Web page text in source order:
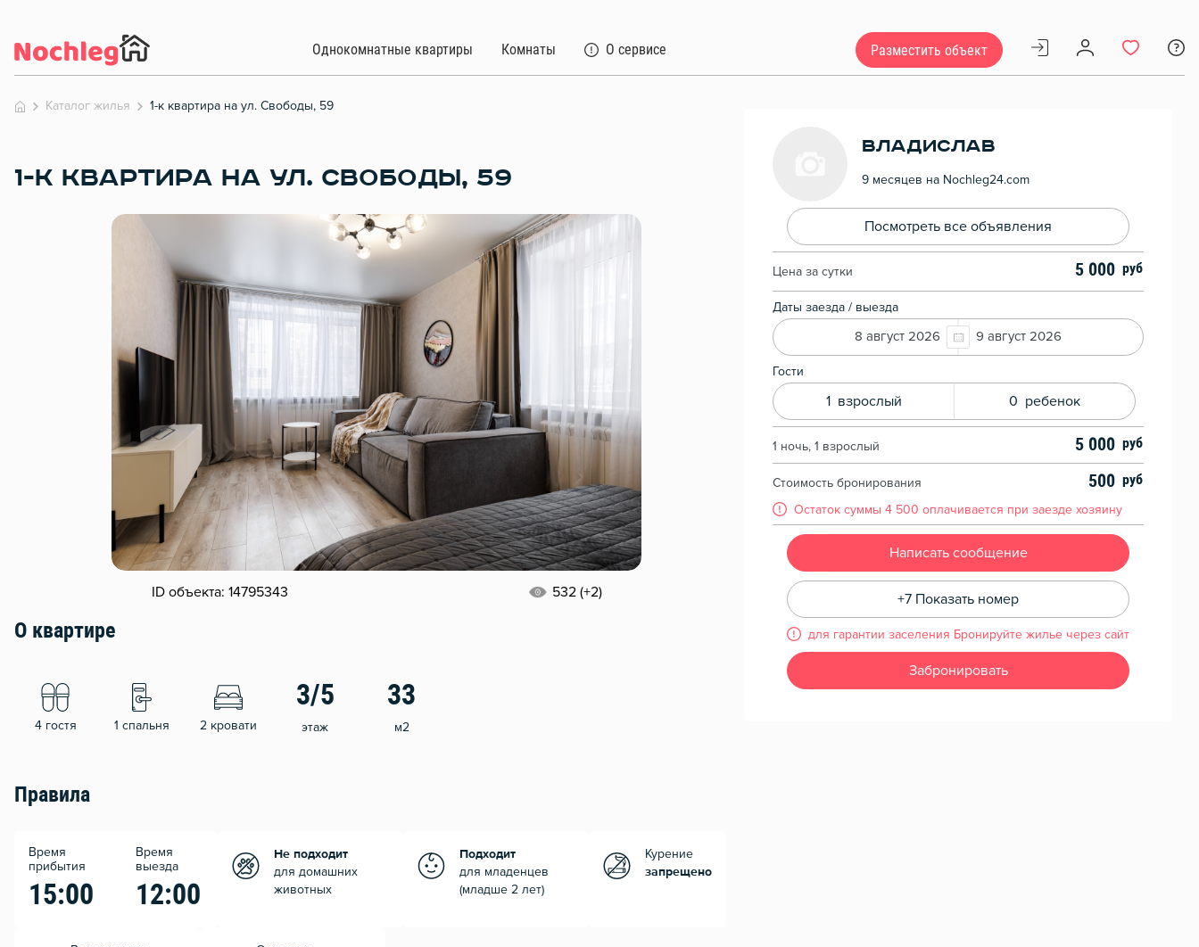
Однокомнатные квартиры Комнаты О сервисе Разместить объект
Каталог жилья 1-к квартира на ул. Свободы, 59
1-К КВАРТИРА НА УЛ. СВОБОДЫ, 59
ID объекта: 14795343 532 (+2)
О квартире
4 гостя 1 спальня 2 кровати
3/5
этаж
33
м2
Правила
Время
прибытия
15:00
Время
выезда
12:00
Не подходит
для домашних
животных
Подходит
для младенцев
(младше 2 лет)
Курение
запрещено
Владислав
9 месяцев на Nochleg24.com
Посмотреть все объявления
Цена за сутки 5 000
Даты заезда / выезда
8 август 2026 9 август 2026
Гости
1 взрослый 0 ребенок
1 ночь, 1 взрослый 5 000
Стоимость бронирования 500
Остаток суммы 4 500 оплачивается при заезде хозяину
Написать сообщение
+7 Показать номер
для гарантии заселения Бронируйте жилье через сайт
Забронировать